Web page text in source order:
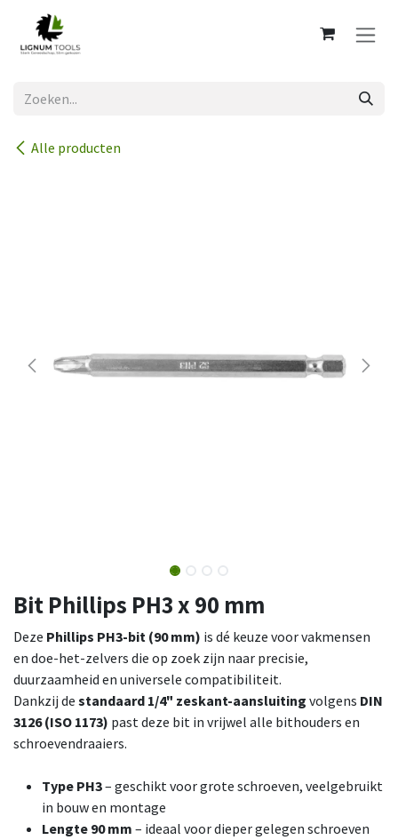
Overslaan naar inhoud
Alle producten
Bit Phillips PH3 x 90 mm
Deze Phillips PH3-bit (90 mm) is dé keuze voor vakmensen
en doe-het-zelvers die op zoek zijn naar precisie,
duurzaamheid en universele compatibiliteit.
Dankzij de standaard 1/4" zeskant-aansluiting volgens DIN
3126 (ISO 1173) past deze bit in vrijwel alle bithouders en
schroevendraaiers.
Type PH3– geschikt voor grote schroeven, veelgebruikt
in bouw en montage
Lengte 90 mm – ideaal voor dieper gelegen schroeven